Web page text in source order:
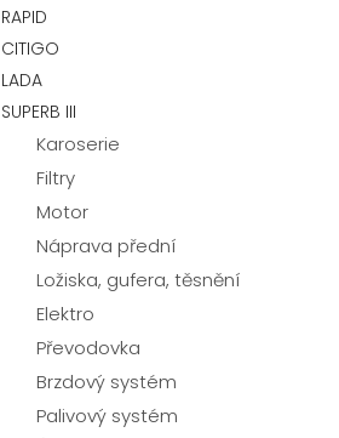
RAPID
CITIGO
LADA
SUPERB III
Karoserie
Filtry
Motor
Náprava přední
Ložiska, gufera, těsnění
Elektro
Převodovka
Brzdový systém
Palivový systém